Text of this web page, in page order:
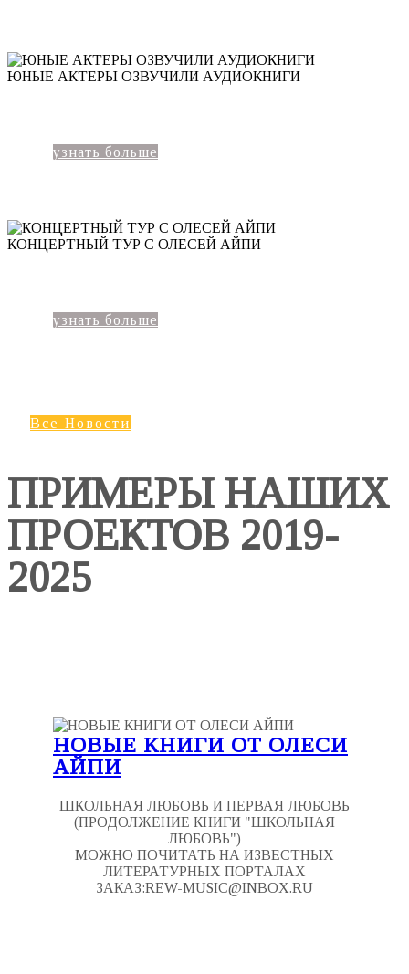
ЮНЫЕ АКТЕРЫ ОЗВУЧИЛИ АУДИОКНИГИ
узнать больше
КОНЦЕРТНЫЙ ТУР С ОЛЕСЕЙ АЙПИ
узнать больше
Все Новости
ПРИМЕРЫ НАШИХ
ПРОЕКТОВ 2019-
2025
НОВЫЕ КНИГИ ОТ ОЛЕСИ
АЙПИ
ШКОЛЬНАЯ ЛЮБОВЬ И ПЕРВАЯ ЛЮБОВЬ
(ПРОДОЛЖЕНИЕ КНИГИ "ШКОЛЬНАЯ
ЛЮБОВЬ")
МОЖНО ПОЧИТАТЬ НА ИЗВЕСТНЫХ
ЛИТЕРАТУРНЫХ ПОРТАЛАХ
ЗАКАЗ:REW-MUSIC@INBOX.RU